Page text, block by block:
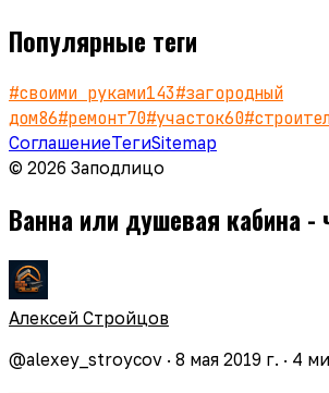
Популярные теги
#своими руками143#загородный
дом86#ремонт70#участок60#
СоглашениеТегиSitemap
© 2026 Заподлицо
Ванна или душевая кабина -
Алексей Стройцов
@alexey_stroycov · 8 мая 2019 г. · 4